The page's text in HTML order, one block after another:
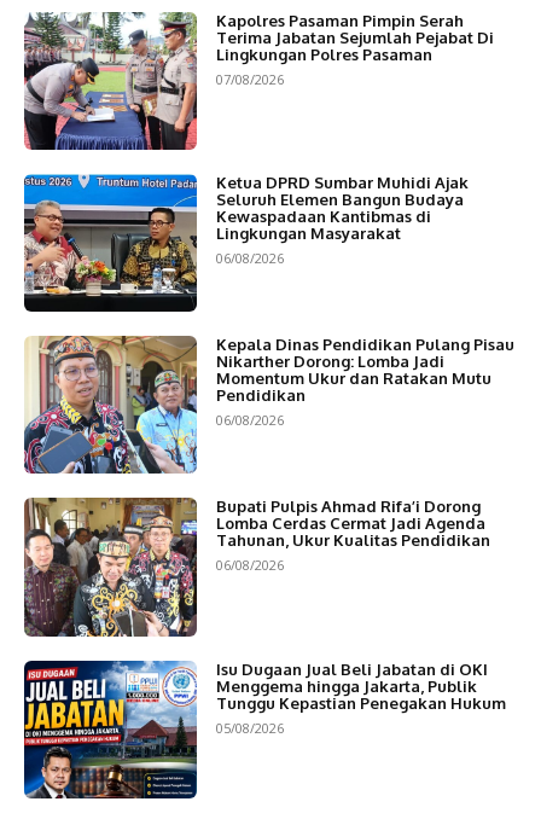
Kapolres Pasaman Pimpin Serah
Terima Jabatan Sejumlah Pejabat Di
Lingkungan Polres Pasaman
07/08/2026
Ketua DPRD Sumbar Muhidi Ajak
Seluruh Elemen Bangun Budaya
Kewaspadaan Kantibmas di
Lingkungan Masyarakat
06/08/2026
Kepala Dinas Pendidikan Pulang Pisau
Nikarther Dorong: Lomba Jadi
Momentum Ukur dan Ratakan Mutu
Pendidikan
06/08/2026
Bupati Pulpis Ahmad Rifa’i Dorong
Lomba Cerdas Cermat Jadi Agenda
Tahunan, Ukur Kualitas Pendidikan
06/08/2026
Isu Dugaan Jual Beli Jabatan di OKI
Menggema hingga Jakarta, Publik
Tunggu Kepastian Penegakan Hukum
05/08/2026